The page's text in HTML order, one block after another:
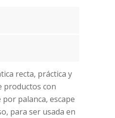
recta, práctica y
productos con
palanca, escape
para ser usada en